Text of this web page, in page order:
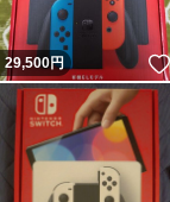
29,500円